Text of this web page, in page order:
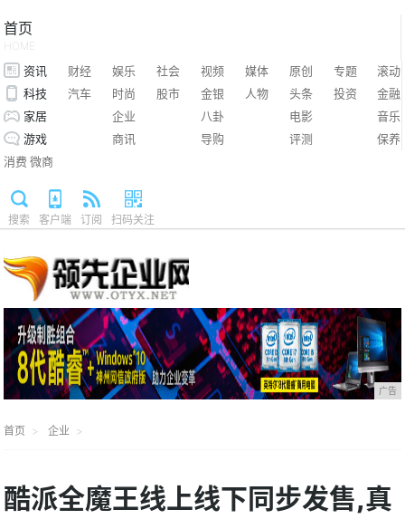
首页
HOME
资讯 财经 娱乐 社会 视频 媒体 原创 专题
滚动
科技
汽车 时尚 股市 金银 人物 头条 投资
金融
家居
企业 八卦 电影
音乐
游戏
商讯 导购 评测
保养
消费 微商
搜索 客户端 订阅 扫码关注
广告
首页 企业
酷派全魔王线上线下同步发售,真